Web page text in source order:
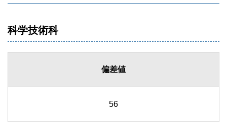
科学技術科
偏差値
56